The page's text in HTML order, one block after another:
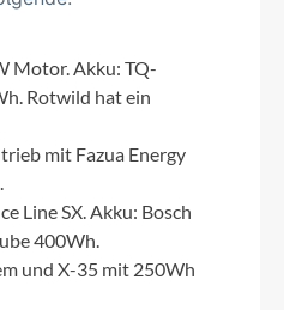
Motor. Akku: TQ-
Rotwild hat ein
mit Fazua Energy
Line SX. Akku: Bosch
400Wh.
und X-35 mit 250Wh